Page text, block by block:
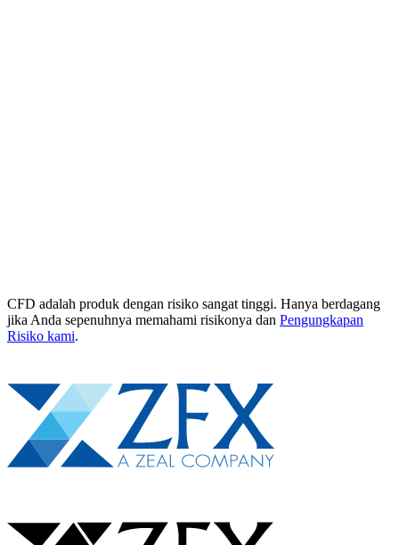
CFD adalah produk dengan risiko sangat tinggi. Hanya berdagang
jika Anda sepenuhnya memahami risikonya dan Pengungkapan
Risiko kami.